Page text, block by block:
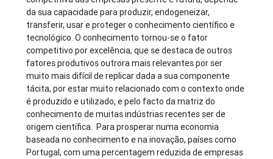
da sua capacidade para produzir, endogeneizar,
transferir, usar e proteger o conhecimento científico e
tecnológico. O conhecimento tornou-se o fator
competitivo por excelência, que se destaca de outros
fatores produtivos outrora mais relevantes por ser
muito mais difícil de replicar dada a sua componente
tácita, por estar muito relacionado com o contexto onde
é produzido e utilizado, e pelo facto da matriz do
conhecimento de muitas indústrias recentes ser de
origem científica. Para prosperar numa economia
baseada no conhecimento e na inovação, países como
Portugal, com uma percentagem reduzida de empresas